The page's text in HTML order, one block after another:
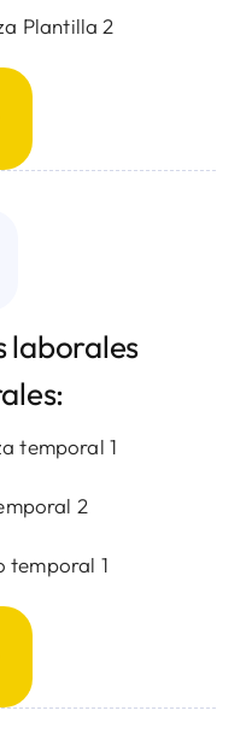
Plantilla 2
laborales
temporal 1
2
temporal 1